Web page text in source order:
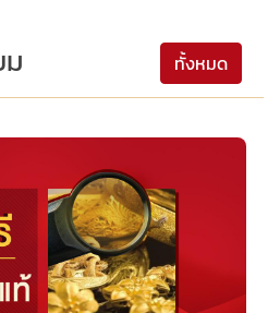
ทั้งหมด